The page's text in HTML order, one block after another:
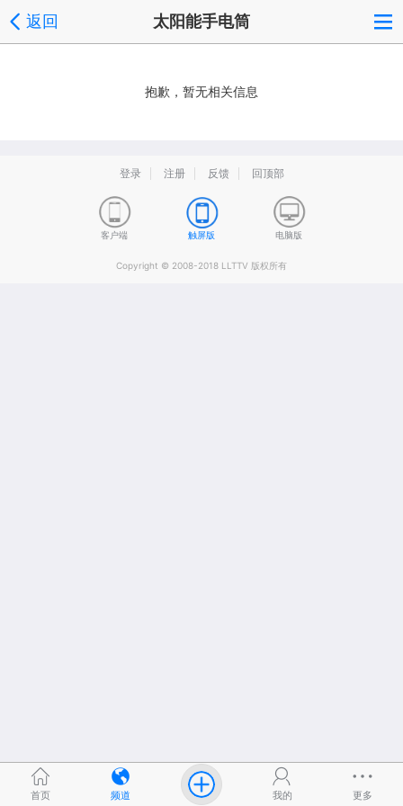
返回 太阳能手电筒
抱歉，暂无相关信息
登录 注册 反馈 回顶部
客户端 触屏版 电脑版
Copyright © 2008-2018 LLTTV 版权所有
首页 频道 我的 更多